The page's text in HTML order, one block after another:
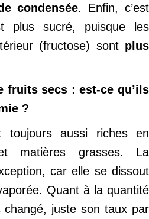
condensée. Enfin, c’est
plus sucré, puisque les
(fructose) sont plus
fruits secs : est-ce qu’ils
?
toujours aussi riches en
matières grasses. La
car elle se dissout
Quant à la quantité
changé, juste son taux par